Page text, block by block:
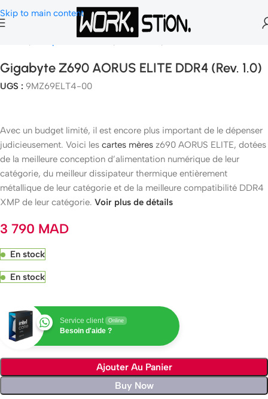
Skip to main content
Composants Gamer Carte Mère
Gigabyte Z690 AORUS ELITE DDR4 (rev. 1.0)
UGS : 9MZ69ELT4-00
Avec un budget limité, il est encore plus important de le dépenser
judicieusement. Voici les cartes mères z690 AORUS ELITE, dotées
de la meilleure conception d’alimentation numérique de leur
catégorie, du meilleur dissipateur thermique entièrement
métallique de leur catégorie et de la meilleure compatibilité DDR4
XMP de leur catégorie. Voir plus de détails
3 790 MAD
En stock
En stock
Service client Online
Besoin d'aide ?
Ajouter Au Panier
Buy Now